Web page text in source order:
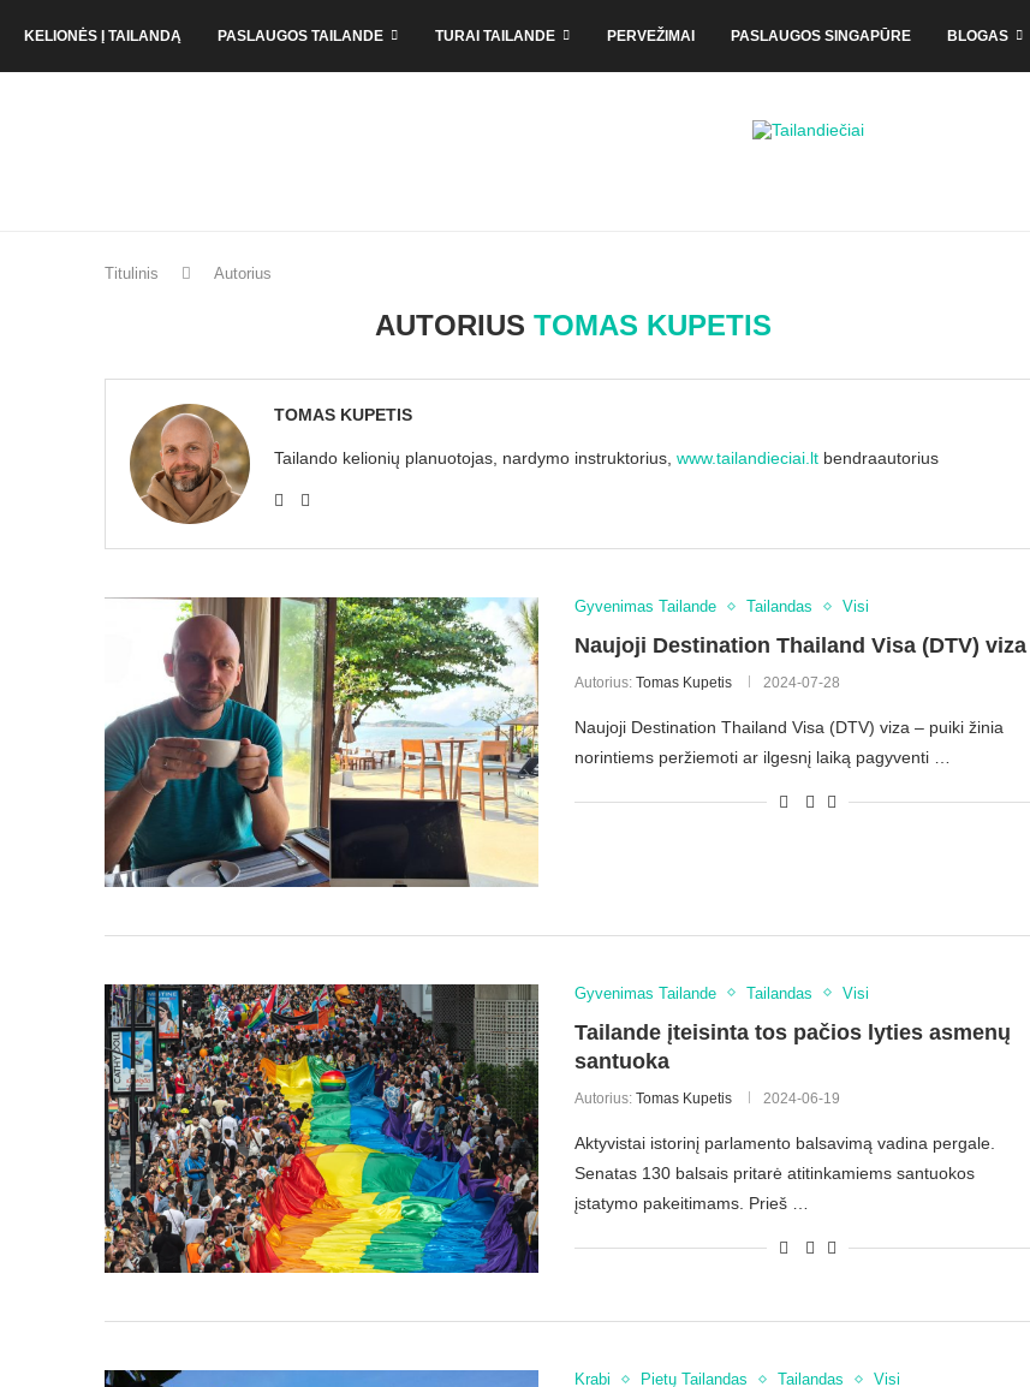
KELIONĖS Į TAILANDĄ PASLAUGOS TAILANDE TURAI TAILANDE PERVEŽIMAI PASLAUGOS SINGAPŪRE BLOGAS
Titulinis Autorius
AUTORIUS TOMAS KUPETIS
TOMAS KUPETIS
Tailando kelionių planuotojas, nardymo instruktorius, www.tailandieciai.lt bendraautorius
Gyvenimas Tailande Tailandas Visi
Naujoji Destination Thailand Visa (DTV) viza
Autorius: Tomas Kupetis 2024-07-28
Naujoji Destination Thailand Visa (DTV) viza – puiki žinia
norintiems peržiemoti ar ilgesnį laiką pagyventi …
Gyvenimas Tailande Tailandas Visi
Tailande įteisinta tos pačios lyties asmenų
santuoka
Autorius: Tomas Kupetis 2024-06-19
Aktyvistai istorinį parlamento balsavimą vadina pergale.
Senatas 130 balsais pritarė atitinkamiems santuokos
įstatymo pakeitimams. Prieš …
Krabi Pietų Tailandas Tailandas Visi